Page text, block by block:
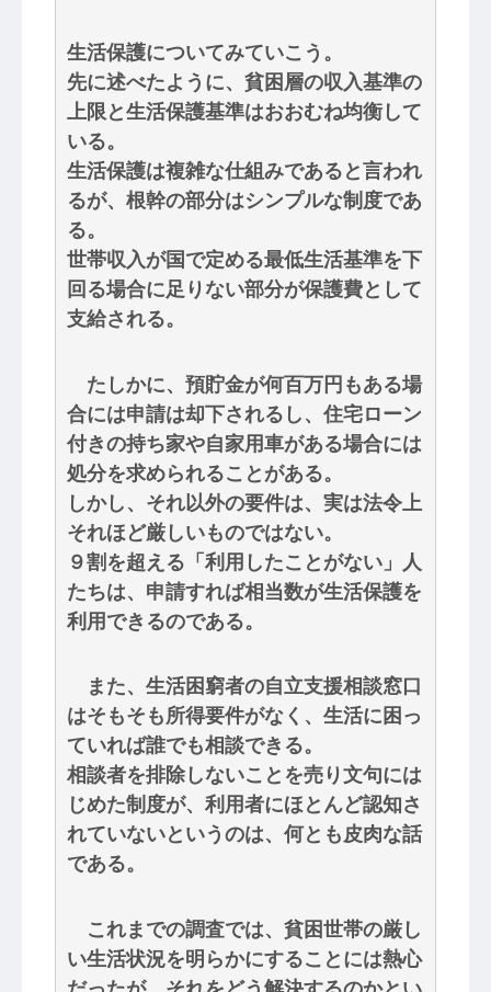
生活保護についてみていこう。
先に述べたように、貧困層の収入基準の
上限と生活保護基準はおおむね均衡して
いる。
生活保護は複雑な仕組みであると言われ
るが、根幹の部分はシンプルな制度であ
る。
世帯収入が国で定める最低生活基準を下
回る場合に足りない部分が保護費として
支給される。
たしかに、預貯金が何百万円もある場
合には申請は却下されるし、住宅ローン
付きの持ち家や自家用車がある場合には
処分を求められることがある。
しかし、それ以外の要件は、実は法令上
それほど厳しいものではない。
９割を超える「利用したことがない」人
たちは、申請すれば相当数が生活保護を
利用できるのである。
また、生活困窮者の自立支援相談窓口
はそもそも所得要件がなく、生活に困っ
ていれば誰でも相談できる。
相談者を排除しないことを売り文句には
じめた制度が、利用者にほとんど認知さ
れていないというのは、何とも皮肉な話
である。
これまでの調査では、貧困世帯の厳し
い生活状況を明らかにすることには熱心